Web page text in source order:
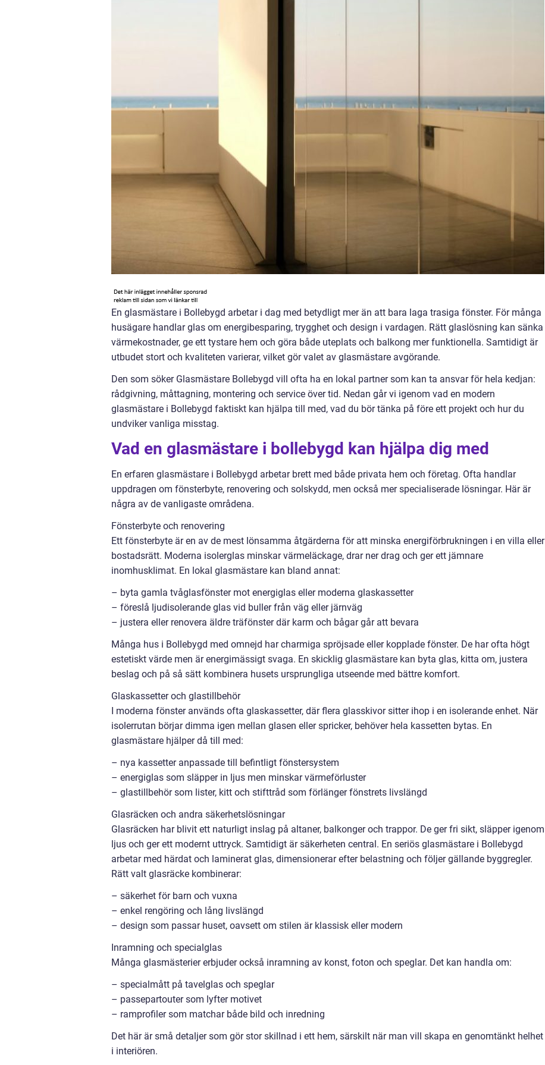
En glasmästare i Bollebygd arbetar i dag med betydligt mer än att bara laga trasiga fönster. För många
husägare handlar glas om energibesparing, trygghet och design i vardagen. Rätt glaslösning kan sänka
värmekostnader, ge ett tystare hem och göra både uteplats och balkong mer funktionella. Samtidigt är
utbudet stort och kvaliteten varierar, vilket gör valet av glasmästare avgörande.
Den som söker Glasmästare Bollebygd vill ofta ha en lokal partner som kan ta ansvar för hela kedjan:
rådgivning, måttagning, montering och service över tid. Nedan går vi igenom vad en modern
glasmästare i Bollebygd faktiskt kan hjälpa till med, vad du bör tänka på före ett projekt och hur du
undviker vanliga misstag.
Vad en glasmästare i bollebygd kan hjälpa dig med
En erfaren glasmästare i Bollebygd arbetar brett med både privata hem och företag. Ofta handlar
uppdragen om fönsterbyte, renovering och solskydd, men också mer specialiserade lösningar. Här är
några av de vanligaste områdena.
Fönsterbyte och renovering
Ett fönsterbyte är en av de mest lönsamma åtgärderna för att minska energiförbrukningen i en villa eller
bostadsrätt. Moderna isolerglas minskar värmeläckage, drar ner drag och ger ett jämnare
inomhusklimat. En lokal glasmästare kan bland annat:
– byta gamla tvåglasfönster mot energiglas eller moderna glaskassetter
– föreslå ljudisolerande glas vid buller från väg eller järnväg
– justera eller renovera äldre träfönster där karm och bågar går att bevara
Många hus i Bollebygd med omnejd har charmiga spröjsade eller kopplade fönster. De har ofta högt
estetiskt värde men är energimässigt svaga. En skicklig glasmästare kan byta glas, kitta om, justera
beslag och på så sätt kombinera husets ursprungliga utseende med bättre komfort.
Glaskassetter och glastillbehör
I moderna fönster används ofta glaskassetter, där flera glasskivor sitter ihop i en isolerande enhet. När
isolerrutan börjar dimma igen mellan glasen eller spricker, behöver hela kassetten bytas. En
glasmästare hjälper då till med:
– nya kassetter anpassade till befintligt fönstersystem
– energiglas som släpper in ljus men minskar värmeförluster
– glastillbehör som lister, kitt och stifttråd som förlänger fönstrets livslängd
Glasräcken och andra säkerhetslösningar
Glasräcken har blivit ett naturligt inslag på altaner, balkonger och trappor. De ger fri sikt, släpper igenom
ljus och ger ett modernt uttryck. Samtidigt är säkerheten central. En seriös glasmästare i Bollebygd
arbetar med härdat och laminerat glas, dimensionerar efter belastning och följer gällande byggregler.
Rätt valt glasräcke kombinerar:
– säkerhet för barn och vuxna
– enkel rengöring och lång livslängd
– design som passar huset, oavsett om stilen är klassisk eller modern
Inramning och specialglas
Många glasmästerier erbjuder också inramning av konst, foton och speglar. Det kan handla om:
– specialmått på tavelglas och speglar
– passepartouter som lyfter motivet
– ramprofiler som matchar både bild och inredning
Det här är små detaljer som gör stor skillnad i ett hem, särskilt när man vill skapa en genomtänkt helhet
i interiören.